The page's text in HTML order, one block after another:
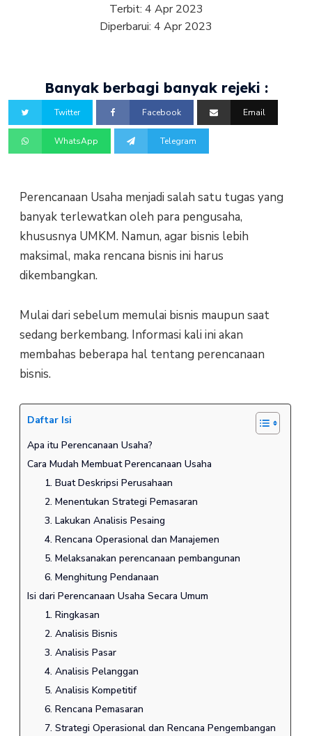
Terbit: 4 Apr 2023
Diperbarui: 4 Apr 2023
Banyak berbagi banyak rejeki :
Twitter Facebook Email
WhatsApp Telegram
Perencanaan Usaha menjadi salah satu tugas yang
banyak terlewatkan oleh para pengusaha,
khususnya UMKM. Namun, agar bisnis lebih
maksimal, maka rencana bisnis ini harus
dikembangkan.
Mulai dari sebelum memulai bisnis maupun saat
sedang berkembang. Informasi kali ini akan
membahas beberapa hal tentang perencanaan
bisnis.
Daftar Isi
Apa itu Perencanaan Usaha?
Cara Mudah Membuat Perencanaan Usaha
1. Buat Deskripsi Perusahaan
2. Menentukan Strategi Pemasaran
3. Lakukan Analisis Pesaing
4. Rencana Operasional dan Manajemen
5. Melaksanakan perencanaan pembangunan
6. Menghitung Pendanaan
Isi dari Perencanaan Usaha Secara Umum
1. Ringkasan
2. Analisis Bisnis
3. Analisis Pasar
4. Analisis Pelanggan
5. Analisis Kompetitif
6. Rencana Pemasaran
7. Strategi Operasional dan Rencana Pengembangan